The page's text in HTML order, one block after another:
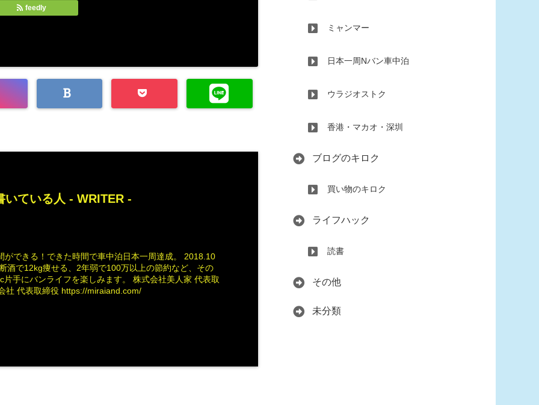
feedly
いている人 - WRITER -
ができる！できた時間で車中泊日本一周達成。 2018.10
酒で12kg痩せる、2年弱で100万以上の節約など、その
片手にバンライフを楽しみます。 株式会社美人家 代表取
社 代表取締役 https://miraiand.com/
ミャンマー
日本一周Nバン車中泊
ウラジオストク
香港・マカオ・深圳
ブログのキロク
買い物のキロク
ライフハック
読書
その他
未分類